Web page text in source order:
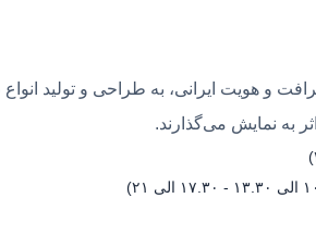
و هویت ایرانی، به طراحی و تولید
به نمایش می‌گذارند.